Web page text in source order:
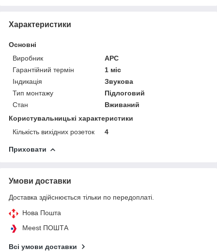
Характеристики
Основні
Виробник
APC
Гарантійний термін
1 міс
Індикація
Звукова
Тип монтажу
Підлоговий
Стан
Вживаний
Користувальницькі характеристики
Кількість вихідних розеток
4
Приховати
Умови доставки
Доставка здійснюється тільки по передоплаті.
Нова Пошта
Meest ПОШТА
Всі умови доставки